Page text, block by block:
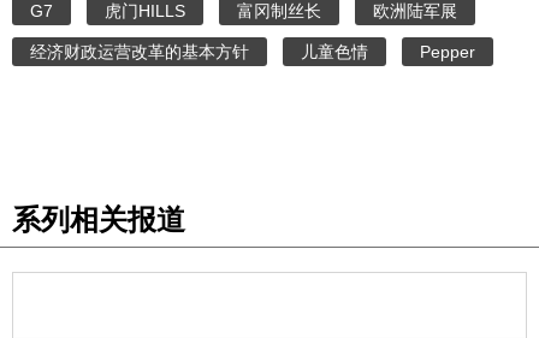
G7 虎门HILLS 富冈制丝长 欧洲陆军展
经济财政运营改革的基本方针 儿童色情 Pepper
系列相关报道